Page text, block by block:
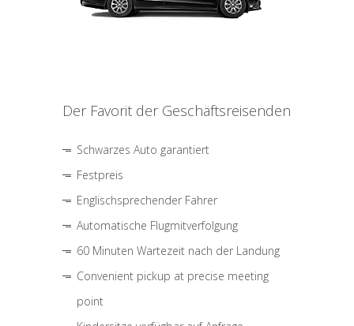
Der Favorit der Geschäftsreisenden
Schwarzes Auto garantiert
Festpreis
Englischsprechender Fahrer
Automatische Flugmitverfolgung
60 Minuten Wartezeit nach der Landung
Convenient pickup at precise meeting
point